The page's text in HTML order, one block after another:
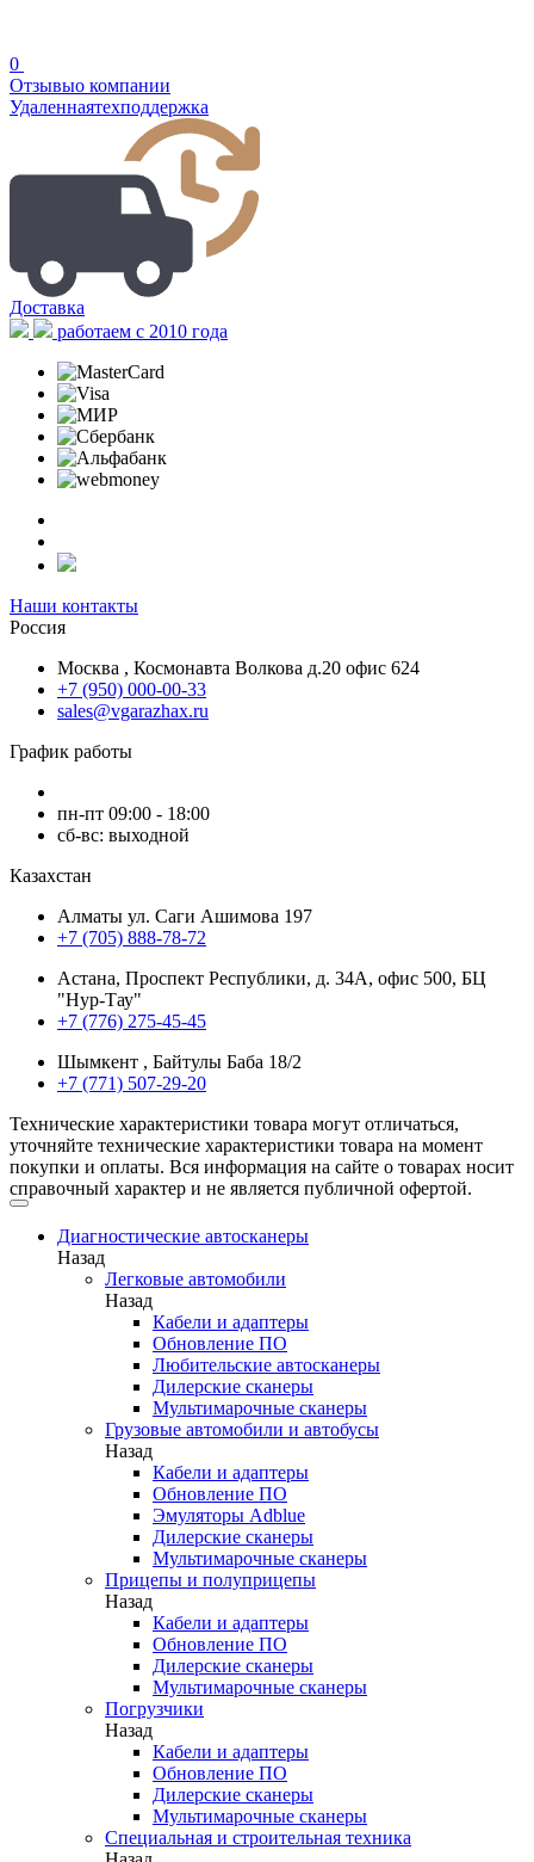
0
Отзывыо компании
Удаленнаятехподдержка
Доставка
работаем с 2010 года
Наши контакты
Россия
Москва , Космонавта Волкова д.20 офис 624
+7 (950) 000-00-33
sales@vgarazhax.ru
График работы
пн-пт 09:00 - 18:00
сб-вс: выходной
Казахстан
Алматы ул. Саги Ашимова 197
+7 (705) 888-78-72
Астана, Проспект Республики, д. 34А​, офис 500, БЦ
"Нур-Тау"
+7 (776) 275-45-45
Шымкент , Байтулы Баба 18/2
+7 (771) 507-29-20
Технические характеристики товара могут отличаться,
уточняйте технические характеристики товара на момент
покупки и оплаты. Вся информация на сайте о товарах носит
справочный характер и не является публичной офертой.
Диагностические автосканеры
Назад
Легковые автомобили
Назад
Кабели и адаптеры
Обновление ПО
Любительские автосканеры
Дилерские сканеры
Мультимарочные сканеры
Грузовые автомобили и автобусы
Назад
Кабели и адаптеры
Обновление ПО
Эмуляторы Adblue
Дилерские сканеры
Мультимарочные сканеры
Прицепы и полуприцепы
Назад
Кабели и адаптеры
Обновление ПО
Дилерские сканеры
Мультимарочные сканеры
Погрузчики
Назад
Кабели и адаптеры
Обновление ПО
Дилерские сканеры
Мультимарочные сканеры
Специальная и строительная техника